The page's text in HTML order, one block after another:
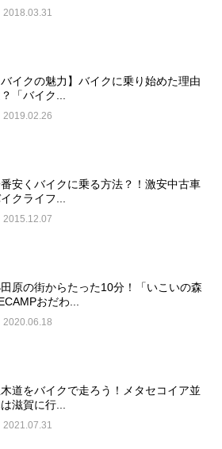
2018.03.31
バイクの魅力】バイクに乗り始めた理由
「バイク...
2019.02.26
安くバイクに乗る方法？！激安中古車
クライフ...
2015.12.07
原の街からたった10分！「いこいの森
おだわ...
2020.06.18
道をバイクで走ろう！メタセコイア並
滋賀に行...
2021.07.31